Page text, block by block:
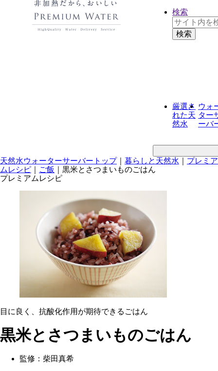
厳選さ
れた天
然水
ウォ
ター
ーバ
検索
天然水ウォーターサーバートップ｜ 暮らしと天然水
プレミア
ムレシピ
ご飯
黒米とさつまいものごはん
プレミアムレシピ
目に良く、抗酸化作用が期待できるごはん
黒米とさつまいものごはん
監修： 柴田真希